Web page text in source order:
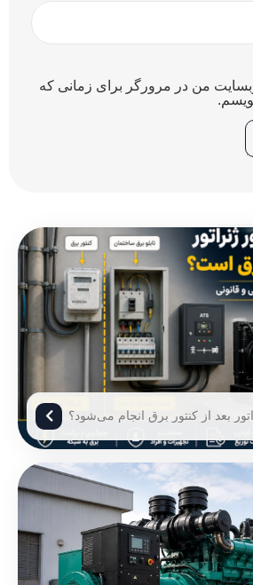
من در مرورگر برای زمانی که
بعد از کنتور برق انجام می‌شود؟